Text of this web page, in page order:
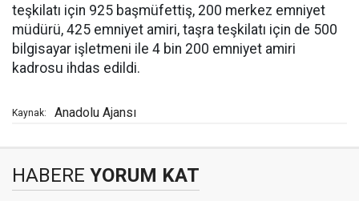
teşkilatı için 925 başmüfettiş, 200 merkez emniyet
müdürü, 425 emniyet amiri, taşra teşkilatı için de 500
bilgisayar işletmeni ile 4 bin 200 emniyet amiri
kadrosu ihdas edildi.
Kaynak: Anadolu Ajansı
HABERE YORUM KAT